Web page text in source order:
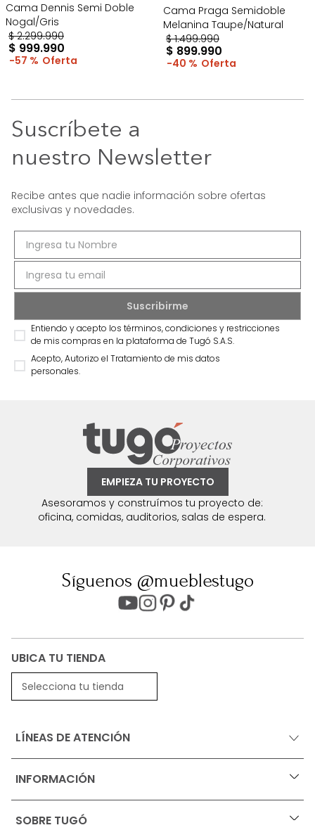
Cama Dennis Semi Doble
Nogal/Gris
$ 2.299.990
$ 999.990
57 %
Cama Praga Semidoble
Melanina Taupe/Natural
$ 1.499.990
$ 899.990
40 %
Suscríbete a
nuestro Newsletter
Recibe antes que nadie información sobre ofertas
exclusivas y novedades.
Entiendo y acepto los términos, condiciones y restricciones
de mis compras en la plataforma de Tugó S.A.S.
Acepto, Autorizo el Tratamiento de mis datos
personales.
EMPIEZA TU PROYECTO
Asesoramos y construímos tu proyecto de:
oficina, comidas, auditorios, salas de espera.
Síguenos @mueblestugo
UBICA TU TIENDA
Selecciona tu tienda
LÍNEAS DE ATENCIÓN
INFORMACIÓN +
Ofertas vigentes
SOBRE TUGÓ +